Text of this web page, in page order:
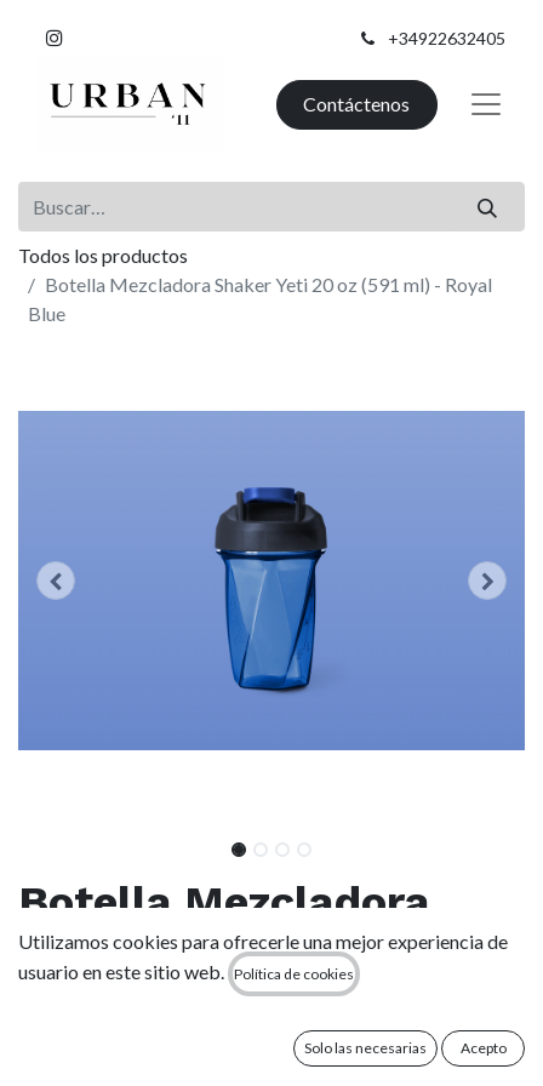
+34922632405
Contáctenos
Todos los productos
Botella Mezcladora Shaker Yeti 20 oz (591 ml) - Royal
Blue
Botella Mezcladora
Shaker Yeti 20 oz (591
ml) - Royal Blue
Utilizamos cookies para ofrecerle una mejor experiencia de
usuario en este sitio web.
Política de cookies
Solo las necesarias Acepto